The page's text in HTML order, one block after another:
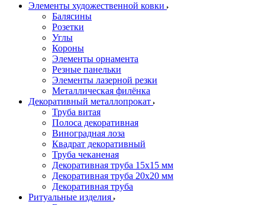
Элементы художественной ковки
Балясины
Розетки
Углы
Короны
Элементы орнамента
Резные панельки
Элементы лазерной резки
Металлическая филёнка
Декоративный металлопрокат
Труба витая
Полоса декоративная
Виноградная лоза
Квадрат декоративный
Труба чеканеная
Декоративная труба 15х15 мм
Декоративная труба 20х20 мм
Декоративная труба
Ритуальные изделия